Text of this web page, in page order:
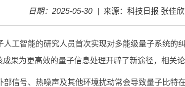
日期：2025-05-30 来源：科技日报 张佳欣
人工智能的研究人员首次实现对多能级量子系统的
成果为更高效的量子信息处理开辟了新途径，相关
部信号、热噪声及其他环境扰动常会导致量子比特